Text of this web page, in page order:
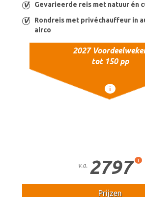
Gevarieerde reis met natuur én
Rondreis met privéchauffeur in
airco
2027
tot 150 pp
i
v.a. 2797 i
Prijzen